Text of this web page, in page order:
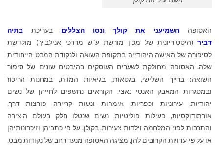
האסופה השמיעני את קולך ונסו הצללים בעריכת
בתיה
דביר (היסטוריונית של מכון מורשת ע"ש מרדכי אנילביץ') מוקדשת
לסיפורה של האישה היהודייה בתקופת השואה ולנקודת המבט הייחודית
שלה. האסופה מחולקת לשערים העוסקים בהיבטים שונים של סיפור
השואה: ברייך השלישי, בגטאות, בגיאיות המוות, במחנות הריכוז
ובמסגרות המאבק האנטי נאצי. הקוראים נחשפים לחייהן של נשים
יהודיות, עירוניות וכפריות, אימהות ונשות קריירה פורצות דרך,
אורתודוקסיות, פעילות פוליטיות, נשים שנטלו חלק בעולם היצירה
והתרבות לפני המלחמה וילדות צעירות. בקולן, על פי כתביהן וזיכרונותיהן
או על פי עדויות הקרובים להן, מציגה האסופה מנעד רחב של נקודות מבט,